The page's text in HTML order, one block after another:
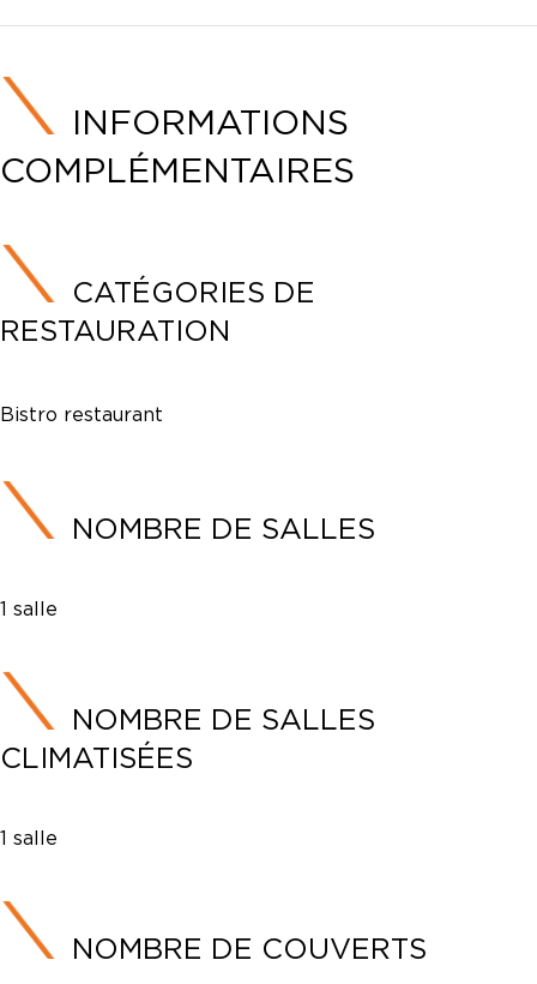
INFORMATIONS
COMPLÉMENTAIRES
CATÉGORIES DE
RESTAURATION
Bistro restaurant
NOMBRE DE SALLES
1 salle
NOMBRE DE SALLES
CLIMATISÉES
1 salle
NOMBRE DE COUVERTS